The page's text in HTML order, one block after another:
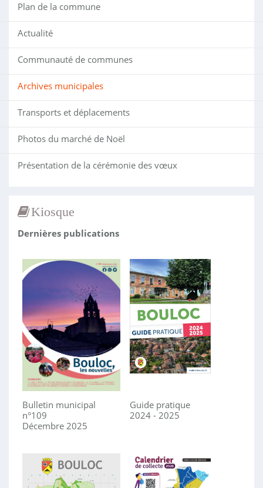
Plan de la commune
Actualité
Communauté de communes
Archives municipales
Transports et déplacements
Photos du marché de Noël
Présentation de la cérémonie des vœux
Kiosque
Dernières publications
Bulletin municipal
n°109
Décembre 2025
Guide pratique
2024 - 2025